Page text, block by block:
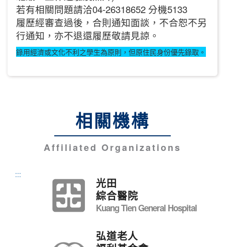
若有相關問題請洽04-26318652 分機5133
履歷經審查過後，合則通知面談，不合恕不另
行通知，亦不退還履歷敬請見諒。
錄用經濟或文化不利之學生為原則，但原住民身份優先錄取。
相關機構
Affiliated Organizations
:::
光田
綜合醫院
Kuang Tien General Hospital
弘道老人